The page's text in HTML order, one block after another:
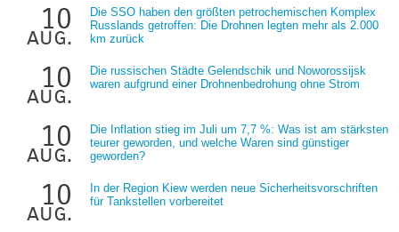
10
aug.
Die SSO haben den größten petrochemischen Komplex
Russlands getroffen: Die Drohnen legten mehr als 2.000
km zurück
10
aug.
Die russischen Städte Gelendschik und Noworossijsk
waren aufgrund einer Drohnenbedrohung ohne Strom
10
aug.
Die Inflation stieg im Juli um 7,7 %: Was ist am stärksten
teurer geworden, und welche Waren sind günstiger
geworden?
10
aug.
In der Region Kiew werden neue Sicherheitsvorschriften
für Tankstellen vorbereitet